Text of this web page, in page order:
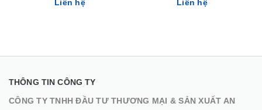
Liên hệ
Liên hệ
THÔNG TIN CÔNG TY
CÔNG TY TNHH ĐẦU TƯ THƯƠNG MẠI & SẢN XUẤT AN